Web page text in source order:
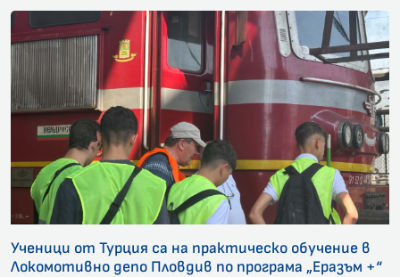
Ученици от Турция са на практическо обучение в
Локомотивно депо Пловдив по програма „Еразъм +“